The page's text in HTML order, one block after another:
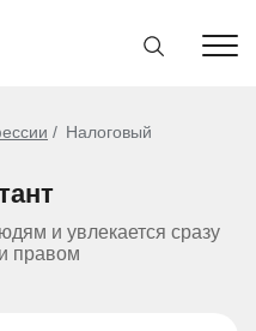
Налоговый
и увлекается сразу
правом